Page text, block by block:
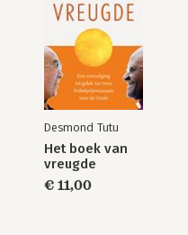
Desmond Tutu
Het boek van
vreugde
€ 11,00